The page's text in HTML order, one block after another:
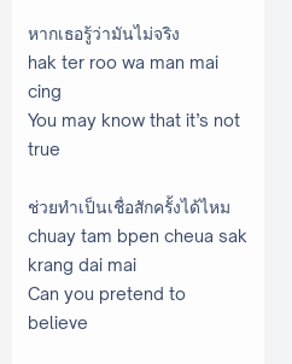
หากเธอรู้ว่ามันไม่จริง
hak ter roo wa man mai
cing
You may know that it’s not
true
ช่วยทำเป็นเชื่อสักครั้งได้ไหม
chuay tam bpen cheua sak
krang dai mai
Can you pretend to
believe